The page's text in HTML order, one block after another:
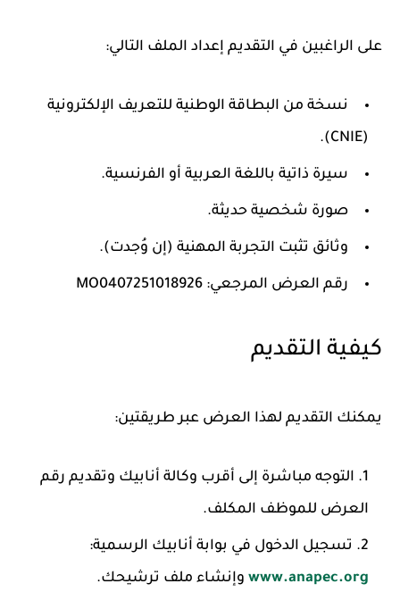
على الراغبين في التقديم إعداد الملف التالي:
نسخة من البطاقة الوطنية للتعريف الإلكترونية
(CNIE).
سيرة ذاتية باللغة العربية أو الفرنسية.
صورة شخصية حديثة.
وثائق تثبت التجربة المهنية (إن وُجدت).
رقم العرض المرجعي: MO0407251018926
كيفية التقديم
يمكنك التقديم لهذا العرض عبر طريقتين:
التوجه مباشرة إلى أقرب وكالة أنابيك وتقديم رقم
العرض للموظف المكلف.
تسجيل الدخول في بوابة أنابيك الرسمية:
www.anapec.org وإنشاء ملف ترشيحك.